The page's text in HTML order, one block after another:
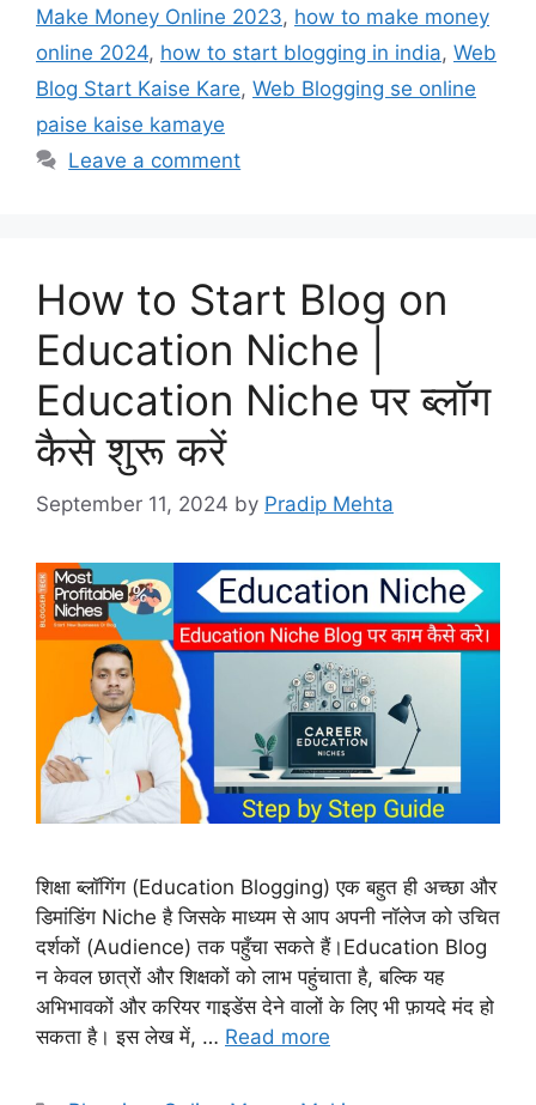
Make Money Online 2023, how to make money
online 2024, how to start blogging in india, Web
Blog Start Kaise Kare, Web Blogging se online
paise kaise kamaye
Leave a comment
How to Start Blog on
Education Niche |
Education Niche पर ब्लॉग
कैसे शुरू करें
September 11, 2024 by Pradip Mehta
शिक्षा ब्लॉगिंग (Education Blogging) एक बहुत ही अच्छा और
डिमांडिंग Niche है जिसके माध्यम से आप अपनी नॉलेज को उचित
दर्शकों (Audience) तक पहुँचा सकते हैं।Education Blog
न केवल छात्रों और शिक्षकों को लाभ पहुंचाता है, बल्कि यह
अभिभावकों और करियर गाइडेंस देने वालों के लिए भी फ़ायदे मंद हो
सकता है। इस लेख में, … Read more